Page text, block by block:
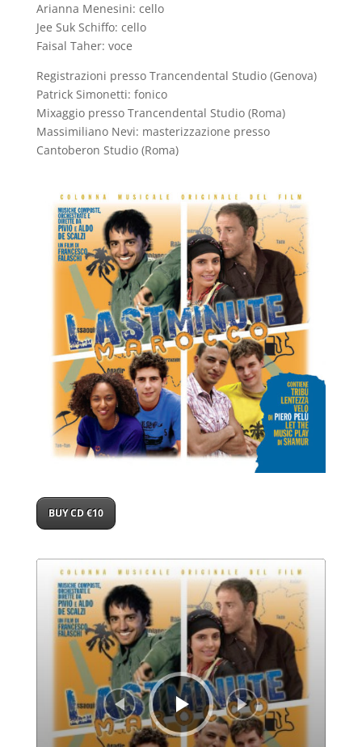
Arianna Menesini: cello
Jee Suk Schiffo: cello
Faisal Taher: voce
Registrazioni presso Trancendental Studio (Genova)
Patrick Simonetti: fonico
Mixaggio presso Trancendental Studio (Roma)
Massimiliano Nevi: masterizzazione presso
Cantoberon Studio (Roma)
BUY CD €10
Audio
Player